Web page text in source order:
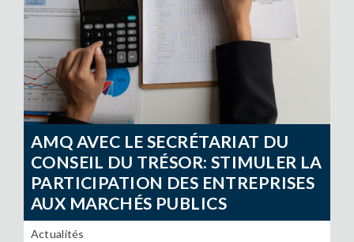
AMQ AVEC LE SECRÉTARIAT DU
CONSEIL DU TRÉSOR: STIMULER LA
PARTICIPATION DES ENTREPRISES
AUX MARCHÉS PUBLICS
Actualités